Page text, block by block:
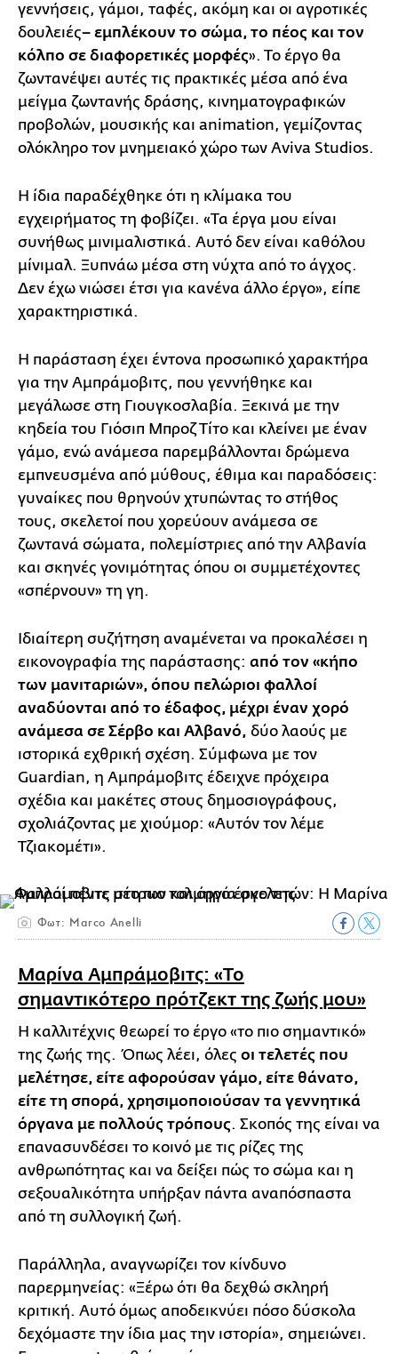
γεννήσεις, γάμοι, ταφές, ακόμη και οι αγροτικές
δουλειές– εμπλέκουν το σώμα, το πέος και τον
κόλπο σε διαφορετικές μορφές». Το έργο θα
ζωντανέψει αυτές τις πρακτικές μέσα από ένα
μείγμα ζωντανής δράσης, κινηματογραφικών
προβολών, μουσικής και animation, γεμίζοντας
ολόκληρο τον μνημειακό χώρο των Aviva Studios.
Η ίδια παραδέχθηκε ότι η κλίμακα του
εγχειρήματος τη φοβίζει. «Τα έργα μου είναι
συνήθως μινιμαλιστικά. Αυτό δεν είναι καθόλου
μίνιμαλ. Ξυπνάω μέσα στη νύχτα από το άγχος.
Δεν έχω νιώσει έτσι για κανένα άλλο έργο», είπε
χαρακτηριστικά.
Η παράσταση έχει έντονα προσωπικό χαρακτήρα
για την Αμπράμοβιτς, που γεννήθηκε και
μεγάλωσε στη Γιουγκοσλαβία. Ξεκινά με την
κηδεία του Γιόσιπ Μπροζ Τίτο και κλείνει με έναν
γάμο, ενώ ανάμεσα παρεμβάλλονται δρώμενα
εμπνευσμένα από μύθους, έθιμα και παραδόσεις:
γυναίκες που θρηνούν χτυπώντας το στήθος
τους, σκελετοί που χορεύουν ανάμεσα σε
ζωντανά σώματα, πολεμίστριες από την Αλβανία
και σκηνές γονιμότητας όπου οι συμμετέχοντες
«σπέρνουν» τη γη.
Ιδιαίτερη συζήτηση αναμένεται να προκαλέσει η
εικονογραφία της παράστασης: από τον «κήπο
των μανιταριών», όπου πελώριοι φαλλοί
αναδύονται από το έδαφος, μέχρι έναν χορό
ανάμεσα σε Σέρβο και Αλβανό, δύο λαούς με
ιστορικά εχθρική σχέση. Σύμφωνα με τον
Guardian, η Αμπράμοβιτς έδειχνε πρόχειρα
σχέδια και μακέτες στους δημοσιογράφους,
σχολιάζοντας με χιούμορ: «Αυτόν τον λέμε
Τζιακομέτι».
Φωτ: Marco Anelli
Μαρίνα Αμπράμοβιτς: «Το
σημαντικότερο πρότζεκτ της ζωής μου»
Η καλλιτέχνις θεωρεί το έργο «το πιο σημαντικό»
της ζωής της. Όπως λέει, όλες οι τελετές που
μελέτησε, είτε αφορούσαν γάμο, είτε θάνατο,
είτε τη σπορά, χρησιμοποιούσαν τα γεννητικά
όργανα με πολλούς τρόπους. Σκοπός της είναι να
επανασυνδέσει το κοινό με τις ρίζες της
ανθρωπότητας και να δείξει πώς το σώμα και η
σεξουαλικότητα υπήρξαν πάντα αναπόσπαστα
από τη συλλογική ζωή.
Παράλληλα, αναγνωρίζει τον κίνδυνο
παρερμηνείας: «Ξέρω ότι θα δεχθώ σκληρή
κριτική. Αυτό όμως αποδεικνύει πόσο δύσκολα
δεχόμαστε την ίδια μας την ιστορία», σημειώνει.